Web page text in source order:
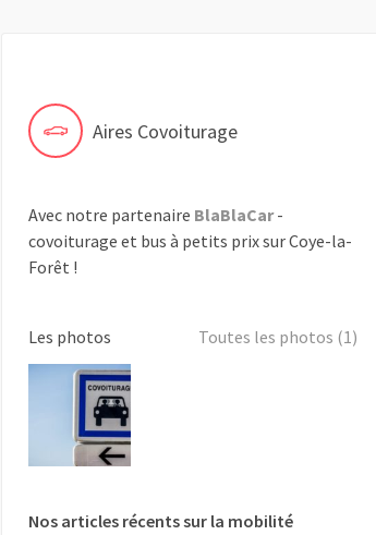
Aires Covoiturage
Avec notre partenaire BlaBlaCar-
covoiturage et bus à petits prix sur Coye-la-
Forêt !
Les photos Toutes les photos (1)
Nos articles récents sur la mobilité